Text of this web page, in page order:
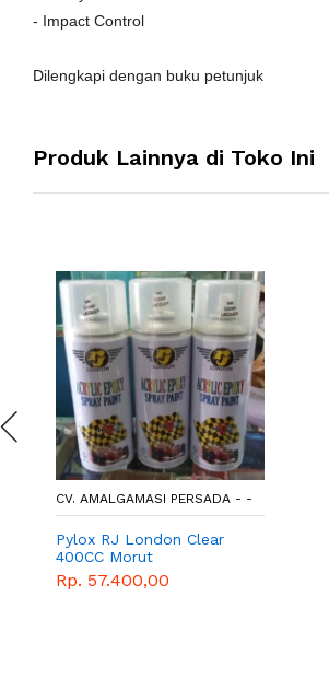
- Impact Control
Dilengkapi dengan buku petunjuk
Produk Lainnya di Toko Ini
CV. AMALGAMASI PERSADA - -
Pylox RJ London Clear
400CC Morut
Rp. 57.400,00